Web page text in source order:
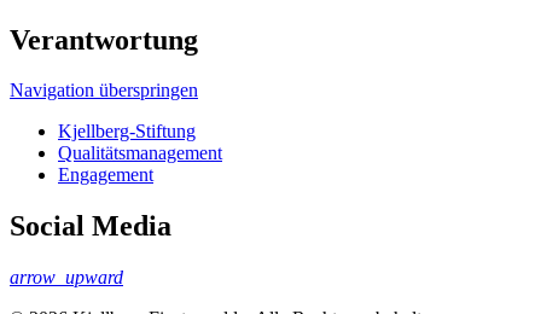
Verantwortung
Navigation überspringen
Kjellberg-Stiftung
Qualitäts­management
Engagement
Social Media
arrow_upward